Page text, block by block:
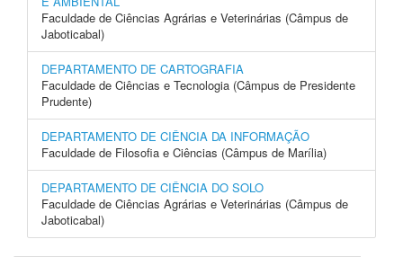
Faculdade de Ciências Agrárias e Veterinárias (Câmpus de
Jaboticabal)
DEPARTAMENTO DE CARTOGRAFIA
Faculdade de Ciências e Tecnologia (Câmpus de Presidente
Prudente)
DEPARTAMENTO DE CIÊNCIA DA INFORMAÇÃO
Faculdade de Filosofia e Ciências (Câmpus de Marília)
DEPARTAMENTO DE CIÊNCIA DO SOLO
Faculdade de Ciências Agrárias e Veterinárias (Câmpus de
Jaboticabal)